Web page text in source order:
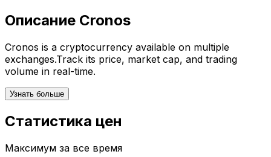
Описание Cronos
Cronos is a cryptocurrency available on multiple
exchanges.Track its price, market cap, and trading
volume in real-time.
Узнать больше
Статистика цен
Максимум за все время